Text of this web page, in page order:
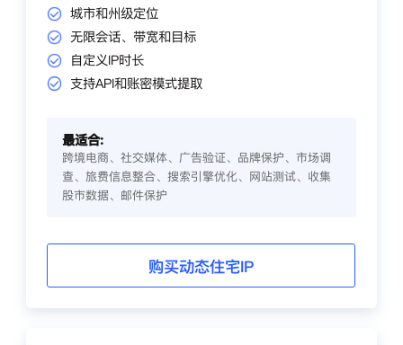
城市和州级定位
无限会话、带宽和目标
自定义IP时长
支持API和账密模式提取
最适合:
跨境电商、社交媒体、广告验证、品牌保护、市场调
查、旅费信息整合、搜索引擎优化、网站测试、收集
股市数据、邮件保护
购买动态住宅IP